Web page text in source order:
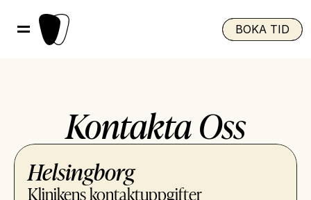
BOKA TID
Kontakta Oss
Helsingborg
Klinikens kontaktuppgifter